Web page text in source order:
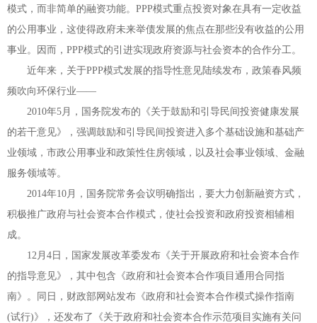
模式，而非简单的融资功能。 PPP模式重点投资对象在具有一定收益
的公用事业，这使得政府未来举债发展的焦点在那些没有收益的公用
事业。因而， PPP模式的引进实现政府资源与社会资本的合作分工。
近年来，关于PPP模式发展的指导性意见陆续发布，政策春风频
频吹向环保行业——
2010年5月，国务院发布的《关于鼓励和引导民间投资健康发展
的若干意见》，强调鼓励和引导民间投资进入多个基础设施和基础产
业领域，市政公用事业和政策性住房领域，以及社会事业领域、金融
服务领域等。
2014年10月，国务院常务会议明确指出，要大力创新融资方式，
积极推广政府与社会资本合作模式，使社会投资和政府投资相辅相
成。
12月4 日，国家发展改革委发布《关于开展政府和社会资本合作
的指导意见》，其中包含《政府和社会资本合作项目通用合同指
南》。同日，财政部网站发布《政府和社会资本合作模式操作指南
(试行)》，还发布了《关于政府和社会资本合作示范项目实施有关问